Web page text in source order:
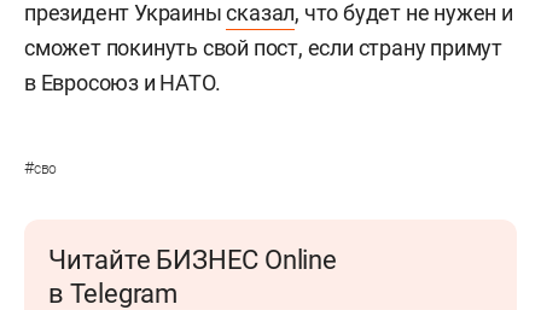
президент Украинысказал, что будет не нужен и
сможет покинуть свой пост, если страну примут
в Евросоюз и НАТО.
#сво
Читайте БИЗНЕС Online
в Telegram